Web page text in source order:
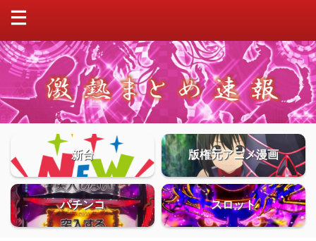
新台 版権元アニメ漫画
パチンコ スロット